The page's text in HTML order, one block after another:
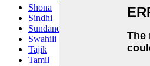
Shona
Sindhi
Sundanese
Swahili
Tajik
Tamil